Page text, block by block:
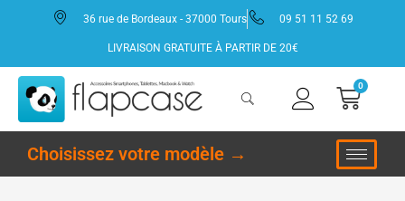
36 rue de Bordeaux - 37000 Tours 09 51 11 52 69
LIVRAISON GRATUITE À PARTIR DE 20€
0
Choisissez votre modèle →